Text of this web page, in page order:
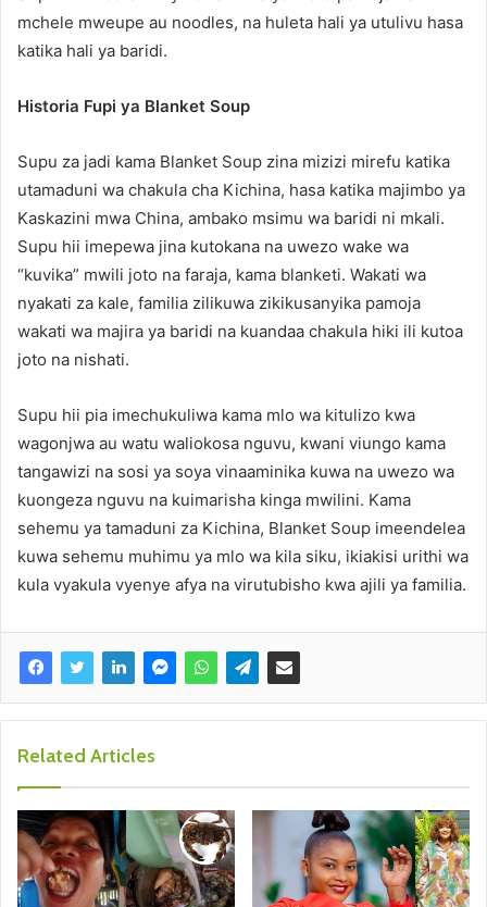
mchele mweupe au noodles, na huleta hali ya utulivu hasa
katika hali ya baridi.
Historia Fupi ya Blanket Soup
Supu za jadi kama Blanket Soup zina mizizi mirefu katika
utamaduni wa chakula cha Kichina, hasa katika majimbo ya
Kaskazini mwa China, ambako msimu wa baridi ni mkali.
Supu hii imepewa jina kutokana na uwezo wake wa
“kuvika” mwili joto na faraja, kama blanketi. Wakati wa
nyakati za kale, familia zilikuwa zikikusanyika pamoja
wakati wa majira ya baridi na kuandaa chakula hiki ili kutoa
joto na nishati.
Supu hii pia imechukuliwa kama mlo wa kitulizo kwa
wagonjwa au watu waliokosa nguvu, kwani viungo kama
tangawizi na sosi ya soya vinaaminika kuwa na uwezo wa
kuongeza nguvu na kuimarisha kinga mwilini. Kama
sehemu ya tamaduni za Kichina, Blanket Soup imeendelea
kuwa sehemu muhimu ya mlo wa kila siku, ikiakisi urithi wa
kula vyakula vyenye afya na virutubisho kwa ajili ya familia.
Related Articles